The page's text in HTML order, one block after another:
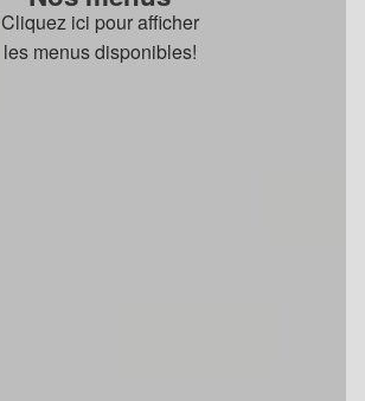
Cliquez ici pour afficher
les menus disponibles!